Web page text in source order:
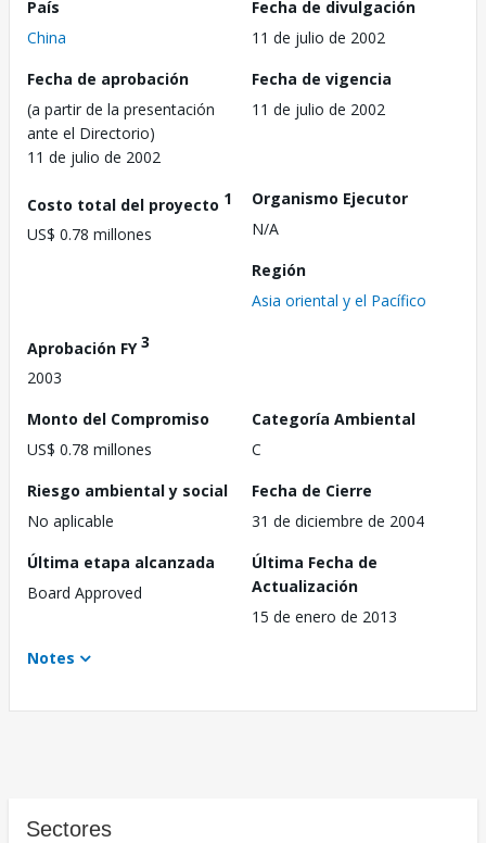
País
China
Fecha de divulgación
11 de julio de 2002
Fecha de aprobación
(a partir de la presentación
ante el Directorio)
11 de julio de 2002
Fecha de vigencia
11 de julio de 2002
Costo total del proyecto 1
US$ 0.78 millones
Organismo Ejecutor
N/A
Región
Asia oriental y el Pacífico
Aprobación FY3
2003
Monto del Compromiso
US$ 0.78 millones
Categoría Ambiental
C
Riesgo ambiental y social
No aplicable
Fecha de Cierre
31 de diciembre de 2004
Última etapa alcanzada
Board Approved
Última Fecha de
Actualización
15 de enero de 2013
Notes
Sectores